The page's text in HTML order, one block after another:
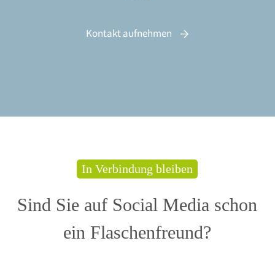
Kontakt aufnehmen
In Verbindung bleiben
Sind Sie auf Social Media schon
ein Flaschenfreund?